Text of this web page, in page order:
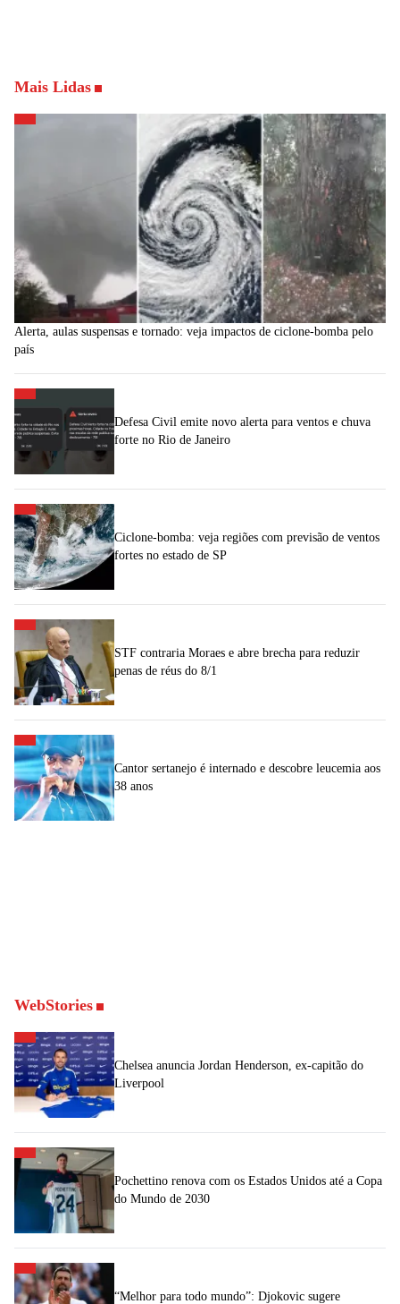
Mais Lidas
Alerta, aulas suspensas e tornado: veja impactos de ciclone-bomba pelo
país
Defesa Civil emite novo alerta para ventos e chuva
forte no Rio de Janeiro
Ciclone-bomba: veja regiões com previsão de ventos
fortes no estado de SP
STF contraria Moraes e abre brecha para reduzir
penas de réus do 8/1
Cantor sertanejo é internado e descobre leucemia aos
38 anos
WebStories
Chelsea anuncia Jordan Henderson, ex-capitão do
Liverpool
Pochettino renova com os Estados Unidos até a Copa
do Mundo de 2030
“Melhor para todo mundo”: Djokovic sugere